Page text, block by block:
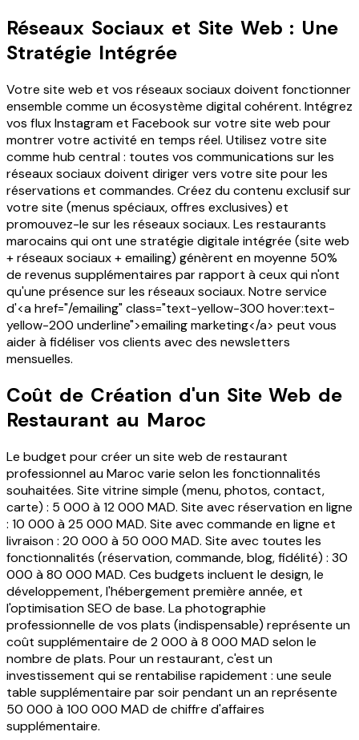
Réseaux Sociaux et Site Web : Une
Stratégie Intégrée
Votre site web et vos réseaux sociaux doivent fonctionner
ensemble comme un écosystème digital cohérent. Intégrez
vos flux Instagram et Facebook sur votre site web pour
montrer votre activité en temps réel. Utilisez votre site
comme hub central : toutes vos communications sur les
réseaux sociaux doivent diriger vers votre site pour les
réservations et commandes. Créez du contenu exclusif sur
votre site (menus spéciaux, offres exclusives) et
promouvez-le sur les réseaux sociaux. Les restaurants
marocains qui ont une stratégie digitale intégrée (site web
+ réseaux sociaux + emailing) génèrent en moyenne 50%
de revenus supplémentaires par rapport à ceux qui n'ont
qu'une présence sur les réseaux sociaux. Notre service
d'<a href="/emailing" class="text-yellow-300 hover:text-
yellow-200 underline">emailing marketing</a> peut vous
aider à fidéliser vos clients avec des newsletters
mensuelles.
Coût de Création d'un Site Web de
Restaurant au Maroc
Le budget pour créer un site web de restaurant
professionnel au Maroc varie selon les fonctionnalités
souhaitées. Site vitrine simple (menu, photos, contact,
carte) : 5 000 à 12 000 MAD. Site avec réservation en ligne
: 10 000 à 25 000 MAD. Site avec commande en ligne et
livraison : 20 000 à 50 000 MAD. Site avec toutes les
fonctionnalités (réservation, commande, blog, fidélité) : 30
000 à 80 000 MAD. Ces budgets incluent le design, le
développement, l'hébergement première année, et
l'optimisation SEO de base. La photographie
professionnelle de vos plats (indispensable) représente un
coût supplémentaire de 2 000 à 8 000 MAD selon le
nombre de plats. Pour un restaurant, c'est un
investissement qui se rentabilise rapidement : une seule
table supplémentaire par soir pendant un an représente
50 000 à 100 000 MAD de chiffre d'affaires
supplémentaire.